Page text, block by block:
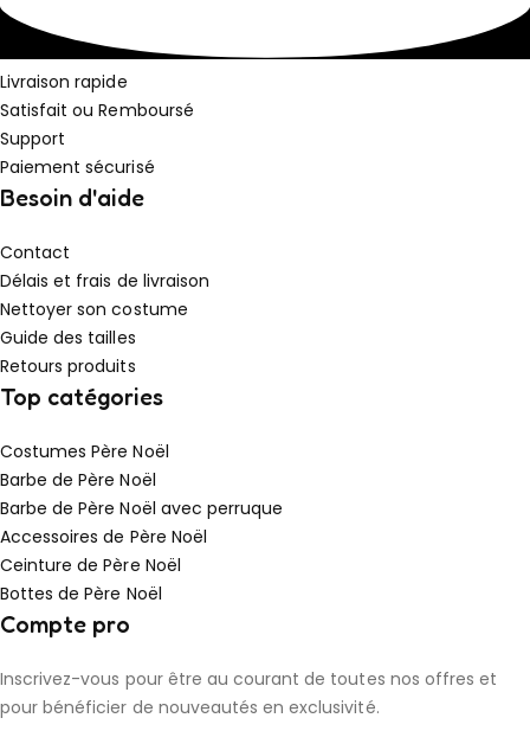
Livraison rapide
Satisfait ou Remboursé
Support
Paiement sécurisé
Besoin d'aide
Contact
Délais et frais de livraison
Nettoyer son costume
Guide des tailles
Retours produits
Top catégories
Costumes Père Noël
Barbe de Père Noël
Barbe de Père Noël avec perruque
Accessoires de Père Noël
Ceinture de Père Noël
Bottes de Père Noël
Compte pro
Inscrivez-vous pour être au courant de toutes nos offres et
pour bénéficier de nouveautés en exclusivité.